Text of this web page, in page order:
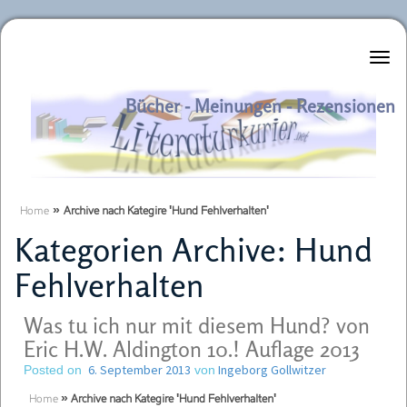
Literaturkurier.net
Bücher - Meinungen - Rezensionen
Home » Archive nach Kategire 'Hund Fehlverhalten'
Kategorien Archive: Hund
Fehlverhalten
Was tu ich nur mit diesem Hund? von
Eric H.W. Aldington 10.! Auflage 2013
Posted on 6. September 2013 von Ingeborg Gollwitzer
Home » Archive nach Kategire 'Hund Fehlverhalten'